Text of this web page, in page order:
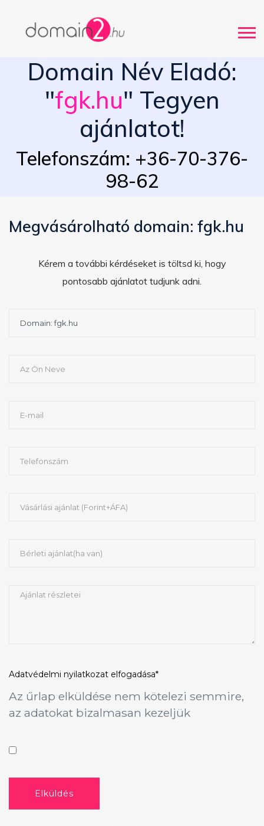
Domain Név Eladó:
"fgk.hu" Tegyen
ajánlatot!
Telefonszám: +36-70-376-
98-62
Megvásárolható domain: fgk.hu
Kérem a további kérdéseket is töltsd ki, hogy
pontosabb ajánlatot tudjunk adni.
Adatvédelmi nyilatkozat elfogadása*
Az űrlap elküldése nem kötelezi semmire,
az adatokat bizalmasan kezeljük
Elküldés